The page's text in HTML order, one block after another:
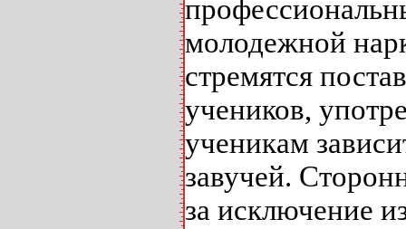
молодежной
стремятся
учеников,
ученикам
завучей.
за исключение